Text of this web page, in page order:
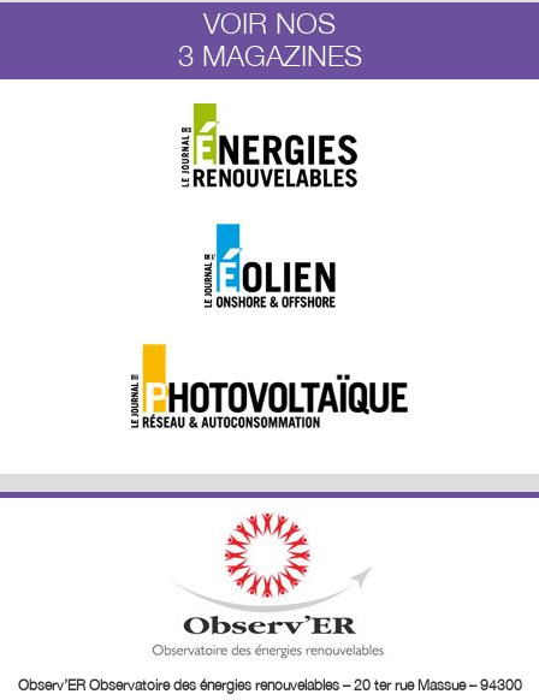
VOIR NOS
3 MAGAZINES
Observ’ER Observatoire des énergies renouvelables – 20 ter rue Massue – 94300